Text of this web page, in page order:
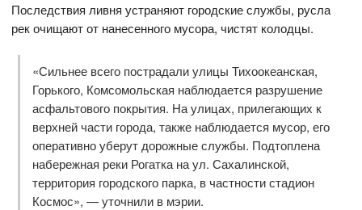
Последствия ливня устраняют городские службы, русла
рек очищают от нанесенного мусора, чистят колодцы.
«Сильнее всего пострадали улицы Тихоокеанская,
Горького, Комсомольская наблюдается разрушение
асфальтового покрытия. На улицах, прилегающих к
верхней части города, также наблюдается мусор, его
оперативно уберут дорожные службы. Подтоплена
набережная реки Рогатка на ул. Сахалинской,
территория городского парка, в частности стадион
Космос», — уточнили в мэрии.